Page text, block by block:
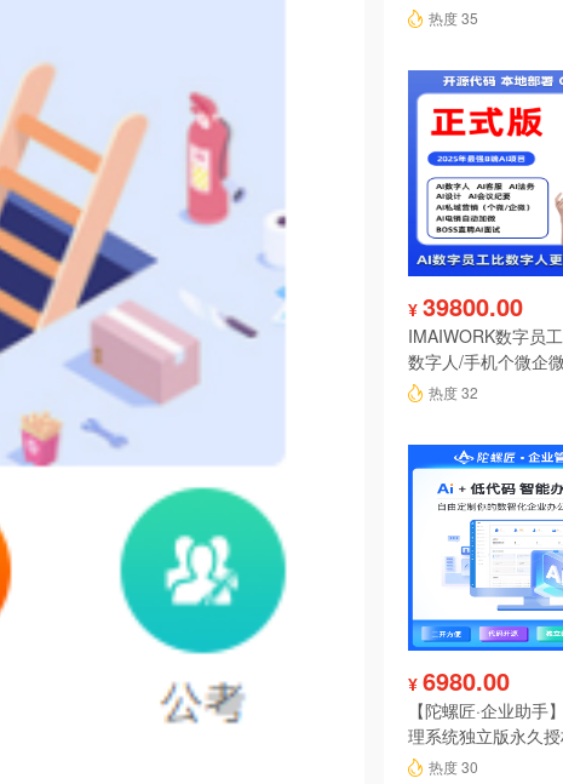
热度 35
¥ 39800.00
IMAIWORK数字员
数字人/手机个微企
陪练/电销/客服/法
热度 32
¥ 6980.00
【陀螺匠·企业助手
理系统独立版永久
热度 30